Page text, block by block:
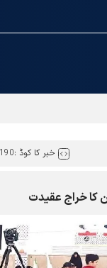
و نذورات کی ادائیگی
خبر کا کوڈ :190
کا خراج عقیدت